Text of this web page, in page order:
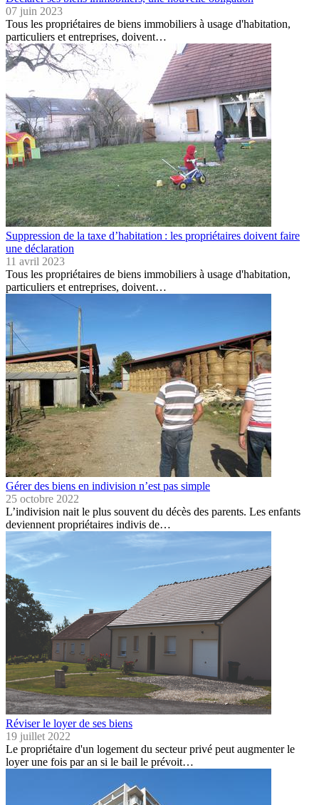
07 juin 2023
Tous les propriétaires de biens immobiliers à usage d'habitation,
particuliers et entreprises, doivent…
Suppression de la taxe d’habitation : les propriétaires doivent faire
une déclaration
11 avril 2023
Tous les propriétaires de biens immobiliers à usage d'habitation,
particuliers et entreprises, doivent…
Gérer des biens en indivision n’est pas simple
25 octobre 2022
L’indivision nait le plus souvent du décès des parents. Les enfants
deviennent propriétaires indivis de…
Réviser le loyer de ses biens
19 juillet 2022
Le propriétaire d'un logement du secteur privé peut augmenter le
loyer une fois par an si le bail le prévoit…